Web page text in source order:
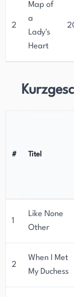
2
Map of
a
Lady's
Heart
# Titel
1
Like None
Other
2
When I Met
My Duchess